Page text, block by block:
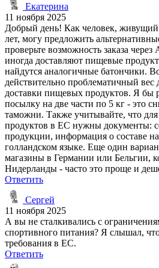
Екатерина
11 ноября 2025
Добрый день! Как человек,
лет, могу предложить
проверьте возможность заказа
иногда доставляют пищевые
найдутся аналогичные батончики.
действительно проблематичный
доставки пищевых продуктов. Я бы
посылку на две части по 5 кг - это
таможни. Также учитывайте, что
продуктов в ЕС нужны документы:
продукции, информация о составе
голландском языке. Еще один
магазины в Германии или Бельгии,
Нидерланды - часто это проще и
Ответить
Сергей
11 ноября 2025
А вы не сталкивались с
спортивного питания? Я слышал,
требования в ЕС.
Ответить